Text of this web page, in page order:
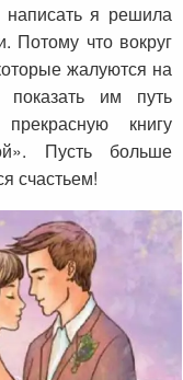
написать я решила
Потому что вокруг
жалуются на
им путь
книгу
Пусть больше
счастьем!